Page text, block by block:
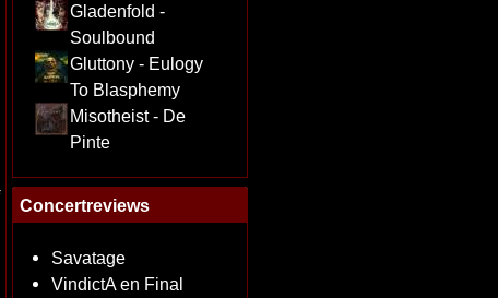
Gladenfold -
Soulbound
Gluttony - Eulogy
To Blasphemy
Misotheist - De
Pinte
Concertreviews
Savatage
VindictA en Final